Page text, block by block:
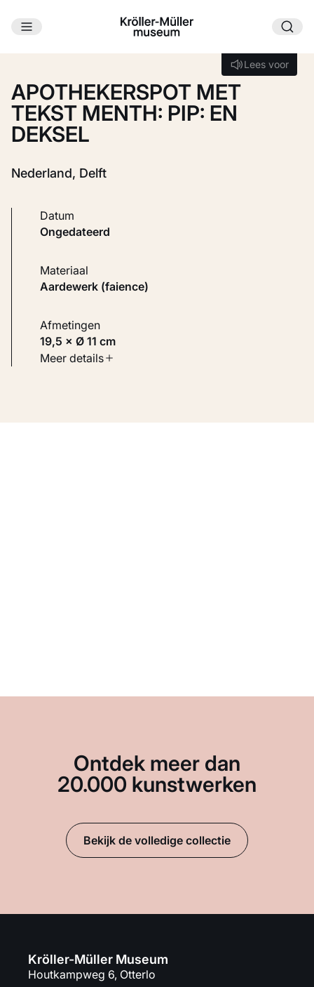
Ga naar hoofdinhoud
Lees voor
Lees voor
APOTHEKERSPOT MET
TEKST MENTH: PIP: EN
DEKSEL
Nederland, Delft
Datum
ongedateerd
Materiaal
Aardewerk (faience)
Afmetingen
19,5 × Ø 11 cm
Soort werk
Meer details
Ontdek meer dan
20.000 kunstwerken
Bekijk de volledige collectie
Kröller-Müller Museum
Houtkampweg 6, Otterlo